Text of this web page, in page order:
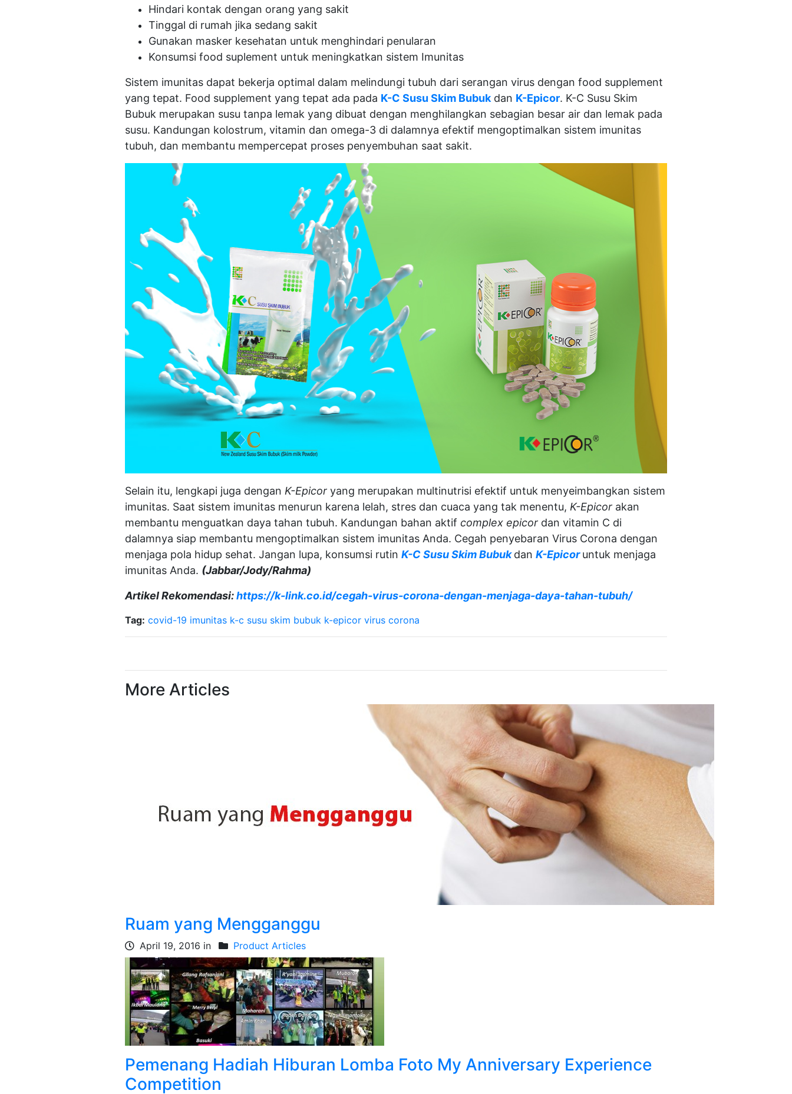
Hindari kontak dengan orang yang sakit
Tinggal di rumah jika sedang sakit
Gunakan masker kesehatan untuk menghindari penularan
Konsumsi food suplement untuk meningkatkan sistem Imunitas
Sistem imunitas dapat bekerja optimal dalam melindungi tubuh dari serangan virus dengan food supplement
yang tepat. Food supplement yang tepat ada pada K-C Susu Skim Bubuk dan K-Epicor. K-C Susu Skim
Bubuk merupakan susu tanpa lemak yang dibuat dengan menghilangkan sebagian besar air dan lemak pada
susu. Kandungan kolostrum, vitamin dan omega-3 di dalamnya efektif mengoptimalkan sistem imunitas
tubuh, dan membantu mempercepat proses penyembuhan saat sakit.
Selain itu, lengkapi juga dengan K-Epicor yang merupakan multinutrisi efektif untuk menyeimbangkan sistem
imunitas. Saat sistem imunitas menurun karena lelah, stres dan cuaca yang tak menentu, K-Epicor akan
membantu menguatkan daya tahan tubuh. Kandungan bahan aktif complex epicor dan vitamin C di
dalamnya siap membantu mengoptimalkan sistem imunitas Anda. Cegah penyebaran Virus Corona dengan
menjaga pola hidup sehat. Jangan lupa, konsumsi rutin K-C Susu Skim Bubuk dan K-Epicor untuk menjaga
imunitas Anda. (Jabbar/Jody/Rahma)
Artikel Rekomendasi:https://k-link.co.id/cegah-virus-corona-dengan-menjaga-daya-tahan-tubuh/
Tag: covid-19 imunitas k-c susu skim bubuk k-epicor virus corona
More Articles
Ruam yang Mengganggu
April 19, 2016 in Product Articles
Pemenang Hadiah Hiburan Lomba Foto My Anniversary Experience
Competition